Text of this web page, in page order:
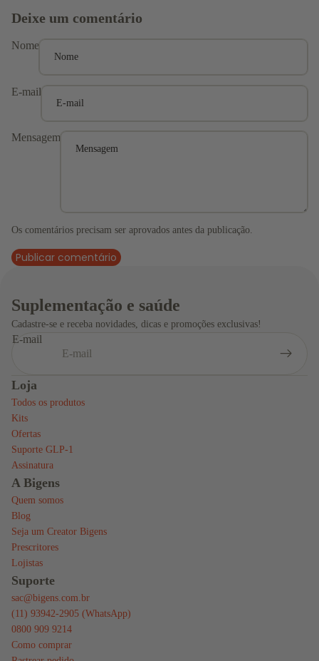
Deixe um comentário
Nome
E-mail
Mensagem
Os comentários precisam ser aprovados antes da publicação.
Publicar comentário
Suplementação e saúde
Cadastre-se e receba novidades, dicas e promoções exclusivas!
E-mail
Loja
Todos os produtos
Kits
Ofertas
Suporte GLP-1
Assinatura
A Bigens
Quem somos
Blog
Seja um Creator Bigens
Prescritores
Lojistas
Suporte
sac@bigens.com.br
(11) 93942-2905 (WhatsApp)
0800 909 9214
Como comprar